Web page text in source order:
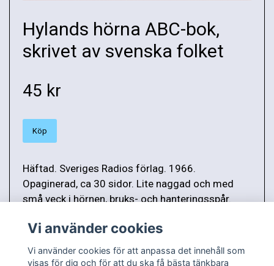
Hylands hörna ABC-bok,
skrivet av svenska folket
45 kr
Köp
Häftad. Sveriges Radios förlag. 1966.
Opaginerad, ca 30 sidor. Lite naggad och med
små veck i hörnen, bruks- och hanteringsspår.
Vi använder cookies
Vi använder cookies för att anpassa det innehåll som
visas för dig och för att du ska få bästa tänkbara